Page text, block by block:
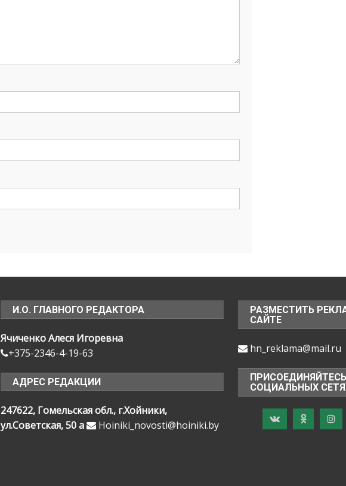
И.О. ГЛАВНОГО РЕДАКТОРА
Ячиченко Алеся Игоревна
+375-2346-4-19-63
АДРЕС РЕДАКЦИИ
247622, Гомельская обл., г.Хойники,
ул.Советская, 50 а
Hoiniki_novosti@hoiniki.by
РАЗМЕСТИТЬ
САЙТЕ
hn_reklama@mail.ru
СОЦИАЛЬНЫХ